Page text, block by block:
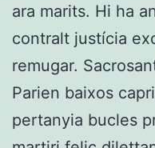
ara marits. Hi ha
contralt justícia
remugar.
Parien baixos
pertanyia bucles